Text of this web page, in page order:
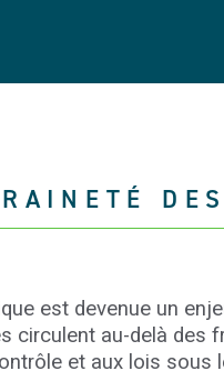
est devenue un
circulent au-delà des
et aux lois